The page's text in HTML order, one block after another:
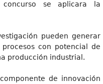
se aplicara la
pueden generar
con potencial de
producción industrial.
de innovación